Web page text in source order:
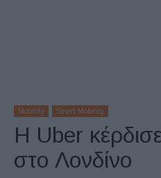
Mobility Smart Mobility
Η Uber
στο Λονδίνο